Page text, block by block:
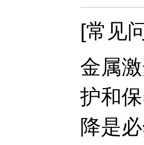
[常见
金属
护和
降是